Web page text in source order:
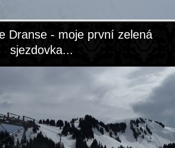
Dranse - moje první zelená
sjezdovka...